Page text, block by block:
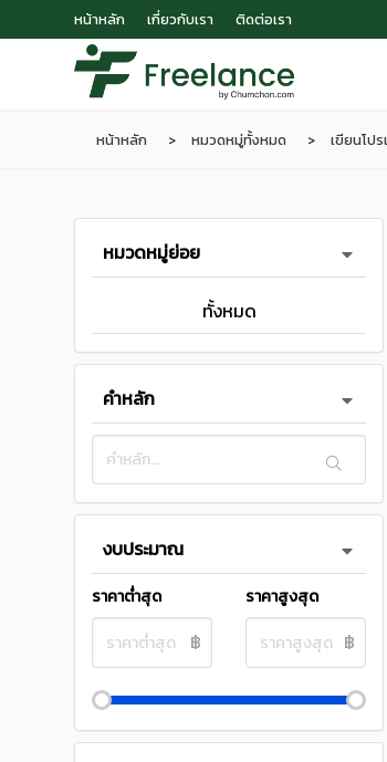
หน้าหลัก เกี่ยวกับเรา ติดต่อเรา
หน้าหลัก หมวดหมู่ทั้งหมด เขียนโป
หมวดหมู่ย่อย
ทั้งหมด
คำหลัก
งบประมาณ
ราคาต่ำสุด
฿
ราคาสูงสุด
฿